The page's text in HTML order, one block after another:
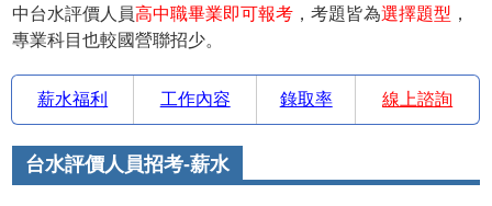
中台水評價人員高中職畢業即可報考 ，考題皆為選擇題型 ，
專業科目也較國營聯招少。
薪水福利 工作內容 錄取率 線上諮詢
台水評價人員招考-薪水